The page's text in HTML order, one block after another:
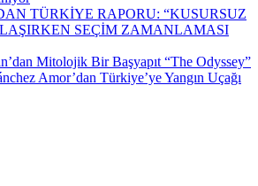
TÜRKİYE RAPORU: “KUSURSUZ
SEÇİM ZAMANLAMASI
Mitolojik Bir Başyapıt “The Odyssey”
Amor’dan Türkiye’ye Yangın Uçağı